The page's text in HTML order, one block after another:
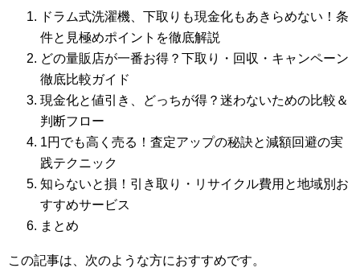
ドラム式洗濯機、下取りも現金化もあきらめない！条
件と見極めポイントを徹底解説
どの量販店が一番お得？下取り・回収・キャンペーン
徹底比較ガイド
現金化と値引き、どっちが得？迷わないための比較＆
判断フロー
1円でも高く売る！査定アップの秘訣と減額回避の実
践テクニック
知らないと損！引き取り・リサイクル費用と地域別お
すすめサービス
まとめ
この記事は、次のような方におすすめです。